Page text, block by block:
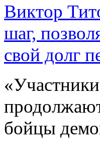
Виктор
шаг,
свой долг
бойцы